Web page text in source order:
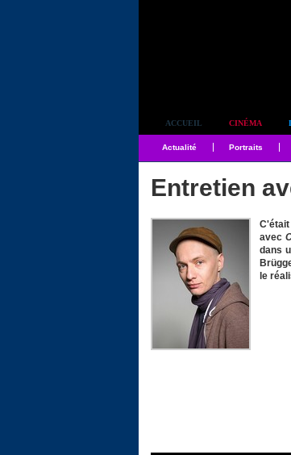
ACCUEIL CINÉMA
Actualité Portraits
Entretien
avec
dans
le